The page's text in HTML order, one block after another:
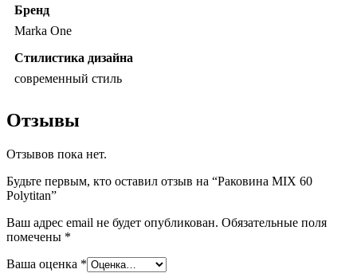
Бренд
Marka One
Стилистика дизайна
современный стиль
Отзывы
Отзывов пока нет.
Будьте первым, кто оставил отзыв на “Раковина MIX 60
Polytitan”
Ваш адрес email не будет опубликован. Обязательные поля
помечены *
Ваша оценка *